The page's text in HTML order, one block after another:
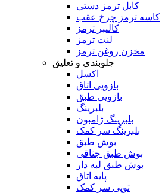
کابل ترمز دستی
کاسه ترمز چرخ عقب
کالیبر ترمز
لنت ترمز
مخزن روغن ترمز
جلوبندی و تعلیق
اکسل
بازویی اتاق
بازویی طبق
بلبرینگ
بلبرینگ ژامبون
بلبرینگ سر کمک
بوش طبق
بوش طبق جناقی
بوش طبق لبه دار
پایه اتاق
توپی سر کمک